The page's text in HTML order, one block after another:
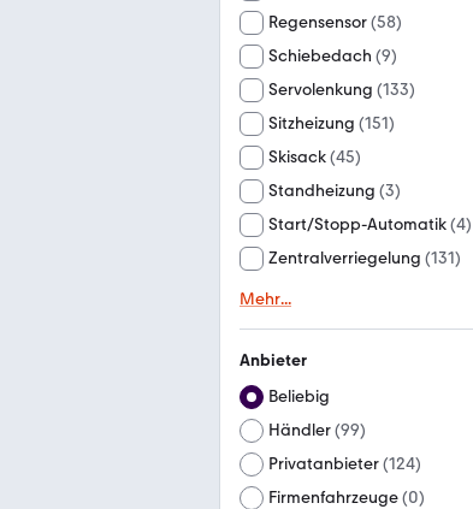
Regensensor(58)
Schiebedach (9)
Servolenkung (133)
Sitzheizung (151)
Skisack(45)
Standheizung (3)
Start/Stopp-Automatik(4)
Zentralverriegelung (131)
Mehr...
Anbieter
Beliebig
Händler(99)
Privatanbieter(124)
Firmenfahrzeuge(0)